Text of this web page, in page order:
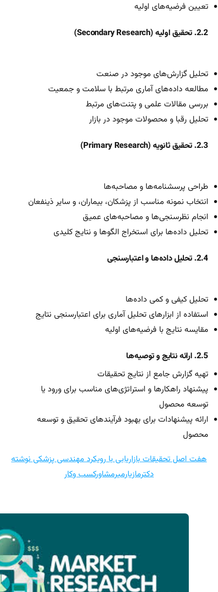
تعیین فرضیه‌های اولیه
2.2. تحقیق اولیه (Secondary Research)
تحلیل گزارش‌های موجود در صنعت
مطالعه داده‌های آماری مرتبط با سلامت و جمعیت
بررسی مقالات علمی و پتنت‌های مرتبط
تحلیل رقبا و محصولات موجود در بازار
2.3. تحقیق ثانویه (Primary Research)
طراحی پرسشنامه‌ها و مصاحبه‌ها
انتخاب نمونه مناسب از پزشکان، بیماران، و سایر ذینفعان
انجام نظرسنجی‌ها و مصاحبه‌های عمیق
تحلیل داده‌ها برای استخراج الگوها و نتایج کلیدی
2.4. تحلیل داده‌ها و اعتبارسنجی
تحلیل کیفی و کمی داده‌ها
استفاده از ابزارهای تحلیل آماری برای اعتبارسنجی نتایج
مقایسه نتایج با فرضیه‌های اولیه
2.5. ارائه نتایج و توصیه‌ها
تهیه گزارش جامع از نتایج تحقیقات
پیشنهاد راهکارها و استراتژی‌های مناسب برای ورود یا
توسعه محصول
ارائه پیشنهادات برای بهبود فرآیندهای تحقیق و توسعه
محصول
هفت اصل تحقیقات بازاریابی با رویکرد مهندسی پزشکی نوشته
دکترمازیارمیرمشاورکسب وکار